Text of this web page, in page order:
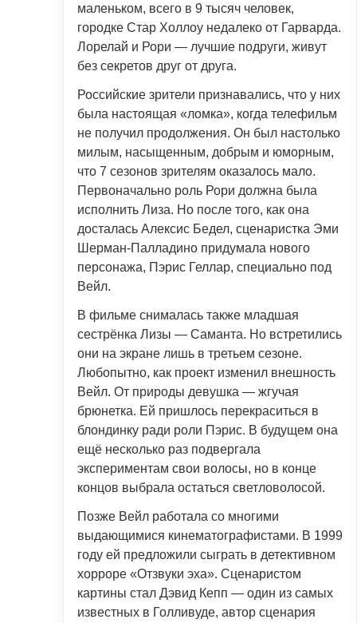
маленьком, всего в 9 тысяч человек,
городке Стар Холлоу недалеко от Гарварда.
Лорелай и Рори — лучшие подруги, живут
без секретов друг от друга.
Российские зрители признавались, что у них
была настоящая «ломка», когда телефильм
не получил продолжения. Он был настолько
милым, насыщенным, добрым и юморным,
что 7 сезонов зрителям оказалось мало.
Первоначально роль Рори должна была
исполнить Лиза. Но после того, как она
досталась Алексис Бедел, сценаристка Эми
Шерман-Палладино придумала нового
персонажа, Пэрис Геллар, специально под
Вейл.
В фильме снималась также младшая
сестрёнка Лизы — Саманта. Но встретились
они на экране лишь в третьем сезоне.
Любопытно, как проект изменил внешность
Вейл. От природы девушка — жгучая
брюнетка. Ей пришлось перекраситься в
блондинку ради роли Пэрис. В будущем она
ещё несколько раз подвергала
экспериментам свои волосы, но в конце
концов выбрала остаться светловолосой.
Позже Вейл работала со многими
выдающимися кинематографистами. В 1999
году ей предложили сыграть в детективном
хорроре «Отзвуки эха». Сценаристом
картины стал Дэвид Кепп — один из самых
известных в Голливуде, автор сценария